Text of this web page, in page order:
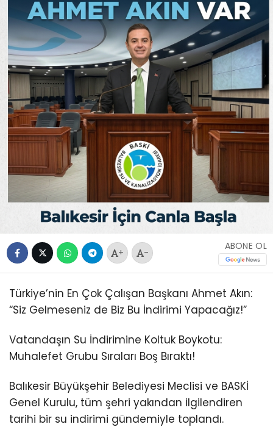
+ -
ABONE OL
Türkiye’nin En Çok Çalışan Başkanı Ahmet Akın:
“Siz Gelmeseniz de Biz Bu İndirimi Yapacağız!”
Vatandaşın Su İndirimine Koltuk Boykotu:
Muhalefet Grubu Sıraları Boş Bıraktı!
Balıkesir Büyükşehir Belediyesi Meclisi ve BASKİ
Genel Kurulu, tüm şehri yakından ilgilendiren
tarihi bir su indirimi gündemiyle toplandı.